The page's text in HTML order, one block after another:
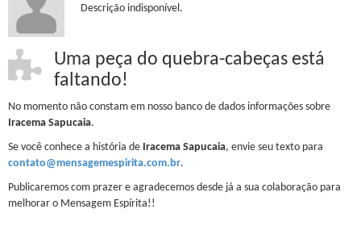
Descrição indisponível.
Uma peça do quebra-cabeças está
faltando!
No momento não constam em nosso banco de dados informações sobre
Iracema Sapucaia.
Se você conhece a história de Iracema Sapucaia, envie seu texto para
contato@mensagemespirita.com.br.
Publicaremos com prazer e agradecemos desde já a sua colaboração para
melhorar o Mensagem Espírita!!